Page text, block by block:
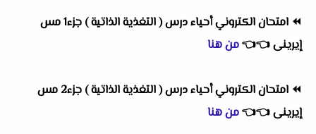
⏪
امتحان الكتروني أحياء درس ( التغذية الذاتية ) جزء1 مس
إيرينى👈
👈من هنا
⏪
امتحان الكتروني أحياء درس ( التغذية الذاتية ) جزء2 مس
إيرينى👈
👈من هنا